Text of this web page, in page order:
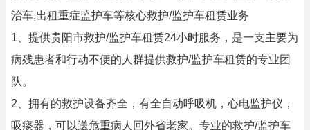
治车,出租重症监护车等核心救护/监护车租赁业务
1、提供贵阳市救护/监护车租赁24小时服务，是一支主要为
病残患者和行动不便的人群提供救护/监护车租赁的专业团
队。
2、拥有的救护设备齐全，有全自动呼吸机，心电监护仪，
吸痰器，可以送危重病人回外省老家。专业的救护/监护车